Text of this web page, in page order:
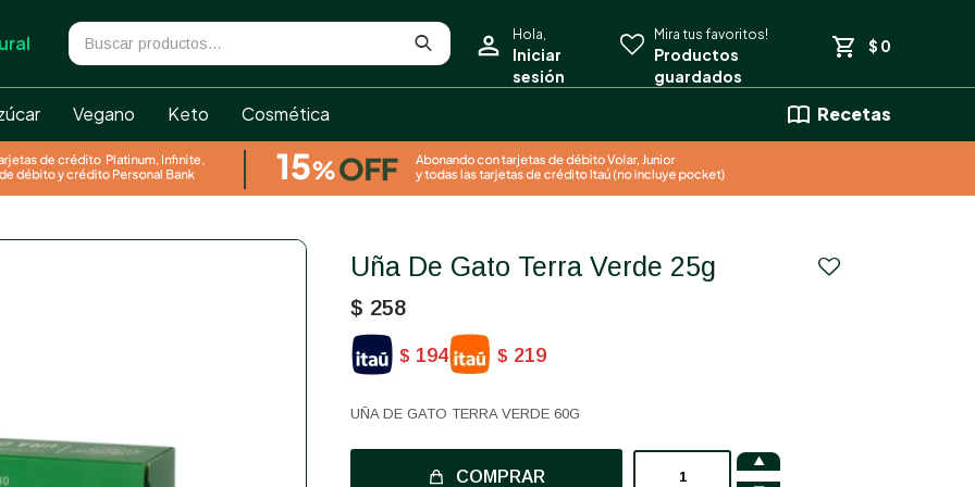
Vegano Keto Cosmética Recetas
$ 0
Uña De Gato Terra Verde 25g
$ 258
$ 194 $ 219
UÑA DE GATO TERRA VERDE 60G
COMPRAR
